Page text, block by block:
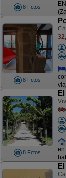
8 Fotos
8 Fotos
8 Fotos